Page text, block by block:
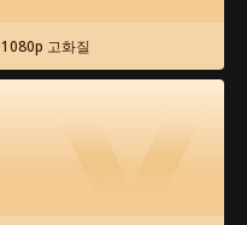
1080p 고화질